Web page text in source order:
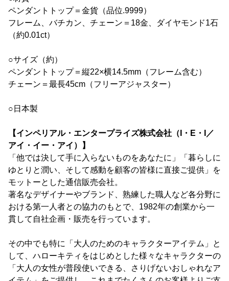
ペンダントトップ＝金貨（品位.9999）
フレーム、バチカン、チェーン＝18金、ダイヤモンド1石
（約0.01ct）
○サイズ（約）
ペンダントトップ＝縦22×横14.5mm（フレーム含む）
チェーン＝最長45cm（フリーアジャスター）
○日本製
【インペリアル・エンタープライズ株式会社（I・E・I／
アイ・イー・アイ）】
「他では決して手に入らないものをあなたに」「暮らしに
ゆとりと潤い、そして感動を顧客の皆様に直接ご提供」を
モットーとした通信販売会社。
著名なデザイナーやブランド、熟練した職人など各分野に
おける第一人者との協力のもとで、1982年の創業から一
貫して自社企画・販売を行っています。
その中でも特に「大人のためのキャラクターアイテム」と
して、ハローキティをはじめとした様々なキャラクターの
「大人の女性が普段使いできる、さりげないおしゃれなア